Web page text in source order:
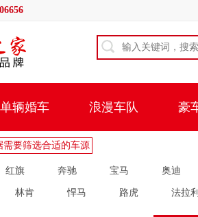
单辆婚车 浪漫车队 豪
需要筛选合适的车源
红旗 奔驰 宝马 奥迪
林肯 悍马 路虎 法拉